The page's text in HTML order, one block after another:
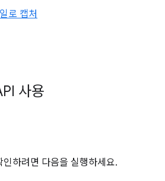
로 캡처
사용
하려면 다음을 실행하세요.